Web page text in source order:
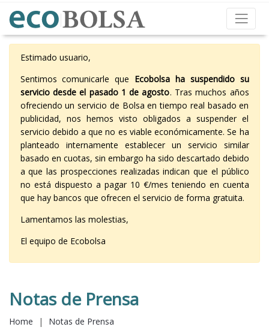
Estimado usuario,
Sentimos comunicarle que Ecobolsa ha suspendido su
servicio desde el pasado 1 de agosto. Tras muchos años
ofreciendo un servicio de Bolsa en tiempo real basado en
publicidad, nos hemos visto obligados a suspender el
servicio debido a que no es viable económicamente. Se ha
planteado internamente establecer un servicio similar
basado en cuotas, sin embargo ha sido descartado debido
a que las prospecciones realizadas indican que el público
no está dispuesto a pagar 10 €/mes teniendo en cuenta
que hay bancos que ofrecen el servicio de forma gratuita.
Lamentamos las molestias,
El equipo de Ecobolsa
Notas de Prensa
Home | Notas de Prensa